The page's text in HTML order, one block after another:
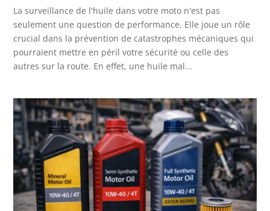
La surveillance de l'huile dans votre moto n'est pas
seulement une question de performance. Elle joue un rôle
crucial dans la prévention de catastrophes mécaniques qui
pourraient mettre en péril votre sécurité ou celle des
autres sur la route. En effet, une huile mal...